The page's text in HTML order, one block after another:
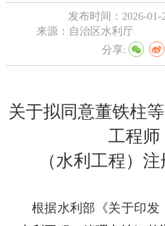
发布时间：2026-01-
来源：自治区水利厅
分享:
关于拟同意董铁柱等
工程师
（水利工程） 注
根据水利部《关于印发